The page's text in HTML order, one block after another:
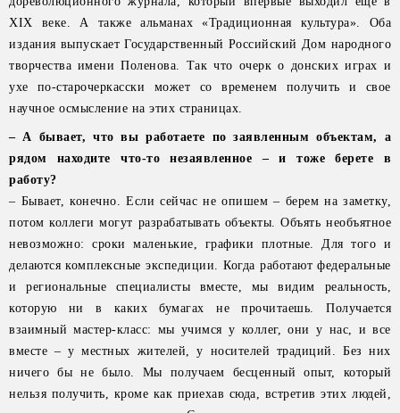
XIX веке. А также альманах «Традиционная культура». Оба
издания выпускает Государственный Российский Дом народного
творчества имени Поленова. Так что очерк о донских играх и
ухе по-старочеркасски может со временем получить и свое
научное осмысление на этих страницах.
– А бывает, что вы работаете по заявленным объектам, а
рядом находите что-то незаявленное – и тоже берете в
работу?
– Бывает, конечно. Если сейчас не опишем – берем на заметку,
потом коллеги могут разрабатывать объекты. Объять необъятное
невозможно: сроки маленькие, графики плотные. Для того и
делаются комплексные экспедиции. Когда работают федеральные
и региональные специалисты вместе, мы видим реальность,
которую ни в каких бумагах не прочитаешь. Получается
взаимный мастер-класс: мы учимся у коллег, они у нас, и все
вместе – у местных жителей, у носителей традиций. Без них
ничего бы не было. Мы получаем бесценный опыт, который
нельзя получить, кроме как приехав сюда, встретив этих людей,